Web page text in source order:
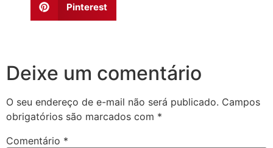
Pinterest
Deixe um comentário
O seu endereço de e-mail não será publicado. Campos
obrigatórios são marcados com *
Comentário *